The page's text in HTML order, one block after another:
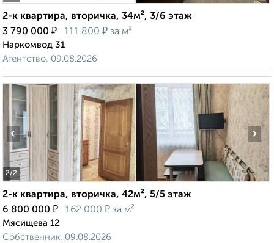
2-к квартира, вторичка, 34м², 3/6 этаж
3 790 000 ₽ 111 800 ₽ за м²
Наркомвод 31
Агентство, 09.08.2026
2/2
‹ ›
2-к квартира, вторичка, 42м², 5/5 этаж
6 800 000 ₽ 162 000 ₽ за м²
Мясищева 12
Собственник, 09.08.2026